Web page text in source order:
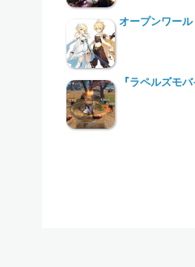
オープンワー
『ラペルズモ